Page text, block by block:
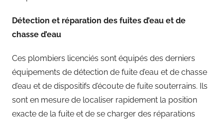
Détection et réparation des fuites d’eau et de
chasse d’eau
Ces plombiers licenciés sont équipés des derniers
équipements de détection de fuite d’eau et de chasse
d’eau et de dispositifs d’écoute de fuite souterrains. Ils
sont en mesure de localiser rapidement la position
exacte de la fuite et de se charger des réparations